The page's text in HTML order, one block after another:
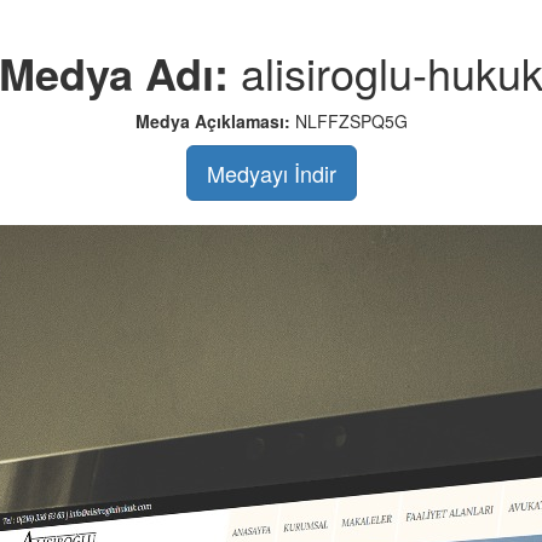
Medya Adı: alisiroglu-hukuk
Medya Açıklaması: NLFFZSPQ5G
Medyayı İndir